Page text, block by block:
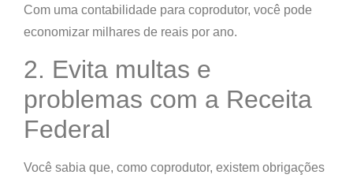
Com uma contabilidade para coprodutor, você pode
economizar milhares de reais por ano.
2. Evita multas e
problemas com a Receita
Federal
Você sabia que, como coprodutor, existem obrigações